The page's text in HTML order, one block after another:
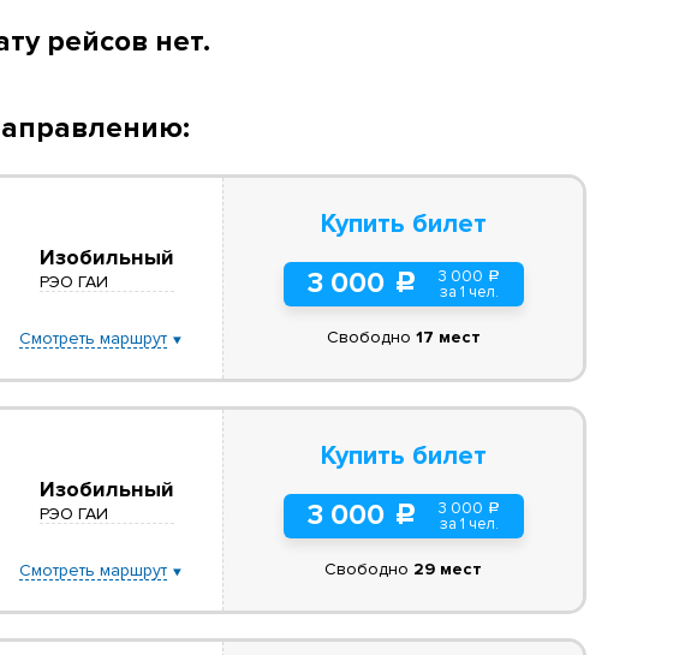
рейсов нет.
Изобильный
РЭО ГАИ
Смотреть маршрут
Купить билет
3 000 c 3 000 a
за 1 чел.
Свободно 17 мест
Изобильный
РЭО ГАИ
Смотреть маршрут
Купить билет
3 000 c 3 000 a
за 1 чел.
Свободно 29 мест